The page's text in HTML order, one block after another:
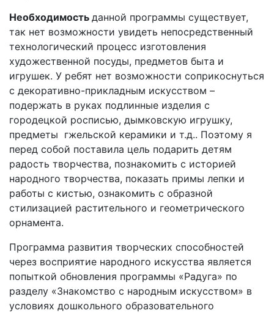
Необходимость данной программы существует,
так нет возможности увидеть непосредственный
технологический процесс изготовления
художественной посуды, предметов быта и
игрушек. У ребят нет возможности соприкоснуться
с декоративно-прикладным искусством –
подержать в руках подлинные изделия с
городецкой росписью, дымковскую игрушку,
предметы гжельской керамики и т.д.. Поэтому я
перед собой поставила цель подарить детям
радость творчества, познакомить с историей
народного творчества, показать примы лепки и
работы с кистью, ознакомить с образной
стилизацией растительного и геометрического
орнамента.
Программа развития творческих способностей
через восприятие народного искусства является
попыткой обновления программы «Радуга» по
разделу «Знакомство с народным искусством» в
условиях дошкольного образовательного